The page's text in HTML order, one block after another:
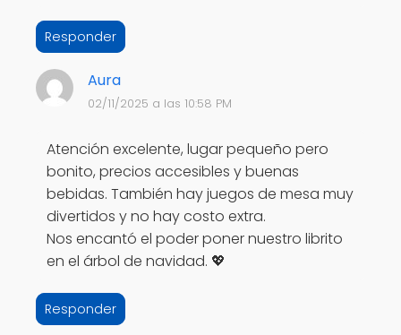
Responder
Aura
02/11/2025 a las 10:58 PM
Atención excelente, lugar pequeño pero
bonito, precios accesibles y buenas
bebidas. También hay juegos de mesa muy
divertidos y no hay costo extra.
Nos encantó el poder poner nuestro librito
en el árbol de navidad. 💖
Responder